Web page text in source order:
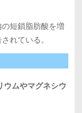
短鎖脂肪酸を増
れている。
ウムやマグネシウ